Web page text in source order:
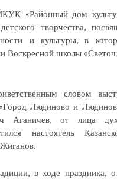
«Районный дом
творчества,
и культуры, в
Воскресной школы
словом
Людиново и
Аганичев, от лица
настоятель
в ходе праздника,